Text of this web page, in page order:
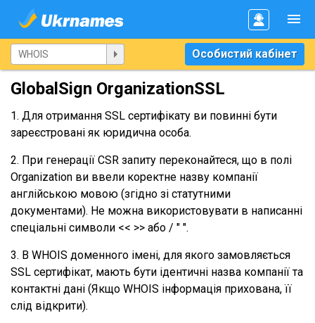
Особистий кабінет
GlobalSign OrganizationSSL
1. Для отримання SSL сертифікату ви повинні бути
зареєстровані як юридична особа.
2. При генерації CSR запиту переконайтеся, що в полі
Organization ви ввели коректне назву компанії
англійською мовою (згідно зі статутними
документами). Не можна використовувати в написанні
спеціальні символи << >> або / " ".
3. В WHOIS доменного імені, для якого замовляється
SSL сертифікат, мають бути ідентичні назва компанії та
контактні дані (Якщо WHOIS інформація прихована, її
слід відкрити).